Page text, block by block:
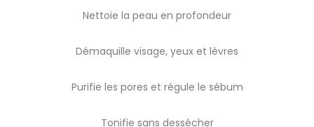
Nettoie la peau en profondeur
Démaquille visage, yeux et lèvres
Purifie les pores et régule le sébum
Tonifie sans dessécher